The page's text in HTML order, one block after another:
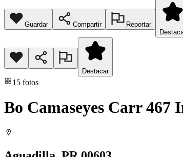
Guardar Compartir
Reportar
Destacar
15 fotos
Bo Camaseyes Carr 467